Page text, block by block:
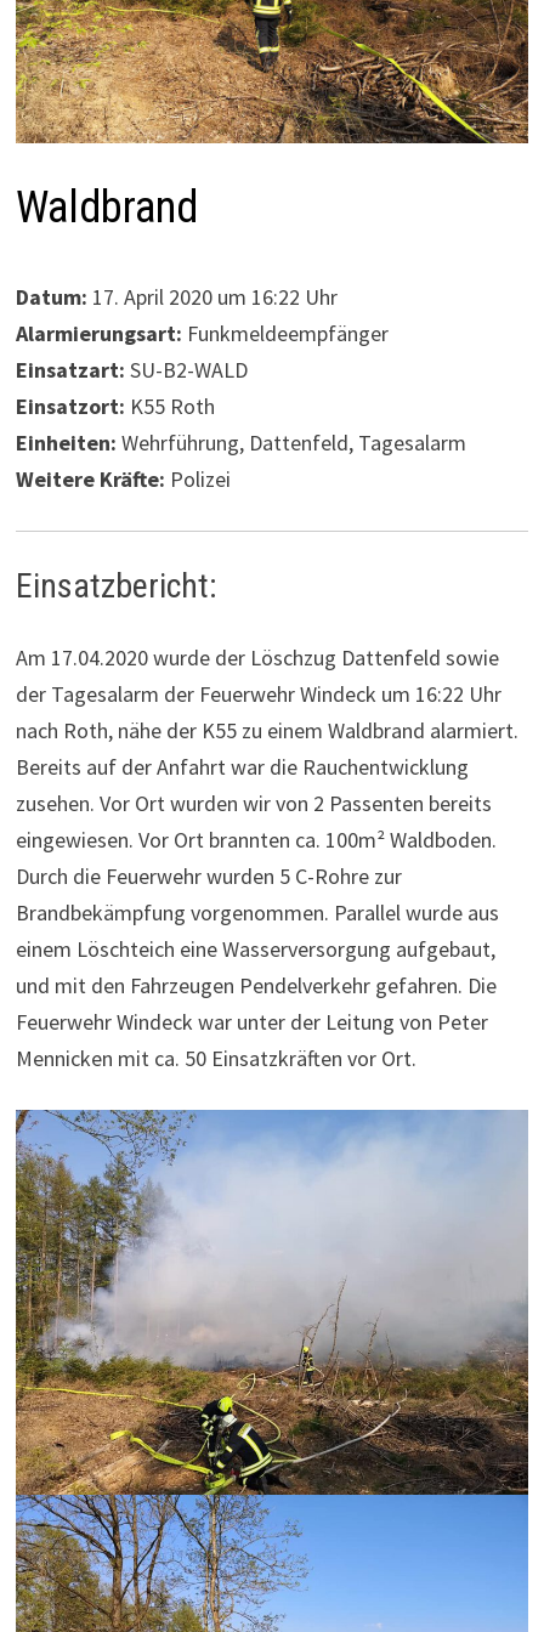
Waldbrand
Datum: 17. April 2020 um 16:22 Uhr
Alarmierungsart: Funkmeldeempfänger
Einsatzart: SU-B2-WALD
Einsatzort: K55 Roth
Einheiten: Wehrführung, Dattenfeld, Tagesalarm
Weitere Kräfte: Polizei
Einsatzbericht:
Am 17.04.2020 wurde der Löschzug Dattenfeld sowie
der Tagesalarm der Feuerwehr Windeck um 16:22 Uhr
nach Roth, nähe der K55 zu einem Waldbrand alarmiert.
Bereits auf der Anfahrt war die Rauchentwicklung
zusehen. Vor Ort wurden wir von 2 Passenten bereits
eingewiesen. Vor Ort brannten ca. 100m² Waldboden.
Durch die Feuerwehr wurden 5 C-Rohre zur
Brandbekämpfung vorgenommen. Parallel wurde aus
einem Löschteich eine Wasserversorgung aufgebaut,
und mit den Fahrzeugen Pendelverkehr gefahren. Die
Feuerwehr Windeck war unter der Leitung von Peter
Mennicken mit ca. 50 Einsatzkräften vor Ort.